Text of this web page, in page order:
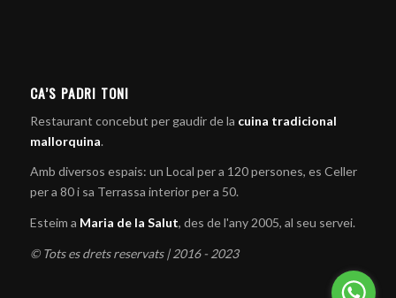
CA’S PADRI TONI
Restaurant concebut per gaudir de la cuina tradicional
mallorquina.
Amb diversos espais: un Local per a 120 persones, es Celler
per a 80 i sa Terrassa interior per a 50.
Esteim a Maria de la Salut, des de l'any 2005, al seu servei.
© Tots es drets reservats | 2016 - 2023